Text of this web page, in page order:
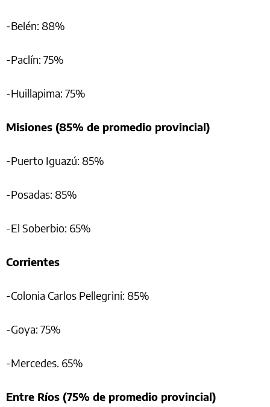
-Belén: 88%
-Paclín: 75%
-Huillapima: 75%
Misiones (85% de promedio provincial)
-Puerto Iguazú: 85%
-Posadas: 85%
-El Soberbio: 65%
Corrientes
-Colonia Carlos Pellegrini: 85%
-Goya: 75%
-Mercedes. 65%
Entre Ríos (75% de promedio provincial)